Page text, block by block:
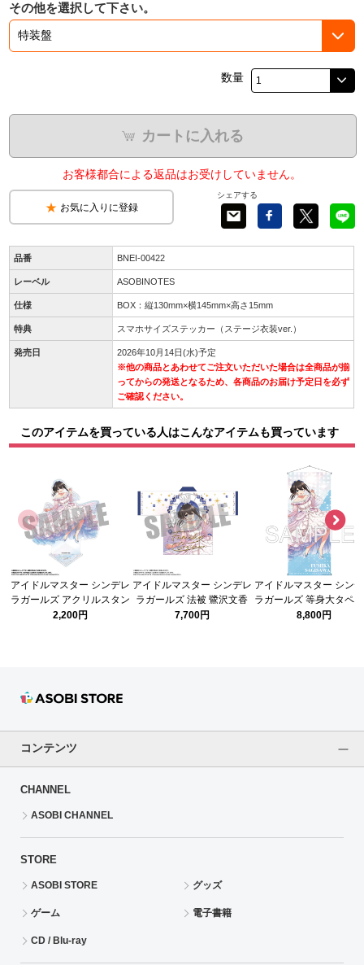
その他を選択して下さい。
数量
カートに入れる
お客様都合による返品はお受けしていません。
お気に入りに登録
シェアする
品番 BNEI-00422
レーベル ASOBINOTES
仕様 BOX：縦130mm×横145mm×高さ15mm
特典 スマホサイズステッカー（ステージ衣装ver.）
発売日
2026年10月14日(水)予定
※他の商品とあわせてご注文いただいた場合は全商品が揃
ってからの発送となるため、各商品のお届け予定日を必ず
ご確認ください。
このアイテムを買っている人はこんなアイテムも買っています
アイドルマスター シンデレ
ラガールズ アクリルスタン
ド 鷺沢文香 シンデレラガー
2,200円
アイドルマスター シンデレ
ラガールズ 法被 鷺沢文香
シンデレラガール総選挙
7,700円
アイドルマスター シン
ラガールズ 等身大タペ
リー シンデレラガール
8,800円
コンテンツ
CHANNEL
ASOBI CHANNEL
STORE
ASOBI STORE グッズ
ゲーム 電子書籍
CD / Blu-ray